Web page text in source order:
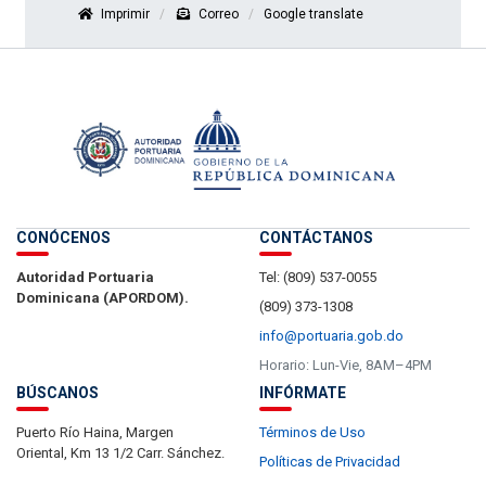
Imprimir Correo Google translate
CONÓCENOS
Autoridad Portuaria
Dominicana (APORDOM).
CONTÁCTANOS
Tel: (809) 537-0055
(809) 373-1308
info@portuaria.gob.do
Horario: Lun-Vie, 8AM–4PM
BÚSCANOS
Puerto Río Haina, Margen
Oriental, Km 13 1/2 Carr. Sánchez.
INFÓRMATE
Términos de Uso
Políticas de Privacidad